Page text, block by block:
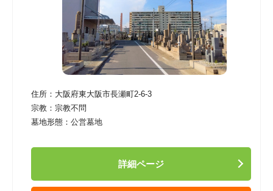
住所： 大阪府東大阪市長瀬町2-6-3
宗教： 宗教不問
墓地形態： 公営墓地
詳細ページ